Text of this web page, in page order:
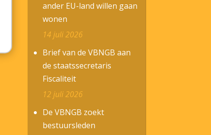
ander EU-land willen gaan
wonen
14 juli 2026
Brief van de VBNGB aan
de staatssecretaris
Fiscaliteit
12 juli 2026
De VBNGB zoekt
bestuursleden